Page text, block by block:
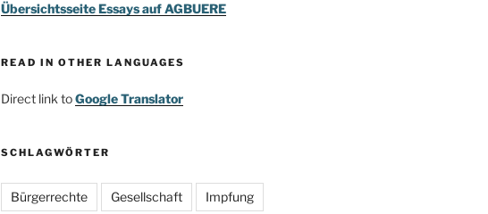
Übersichtsseite Essays auf AGBUERE
READ IN OTHER LANGUAGES
Direct link toGoogle Translator
SCHLAGWÖRTER
Bürgerrechte Gesellschaft Impfung